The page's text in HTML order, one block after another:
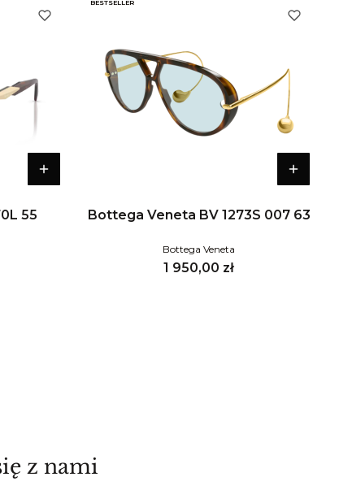
55
BESTSELLER
Bottega Veneta BV 1273S 007 63
Bottega Veneta
Cena
1 950,00 zł
z nami